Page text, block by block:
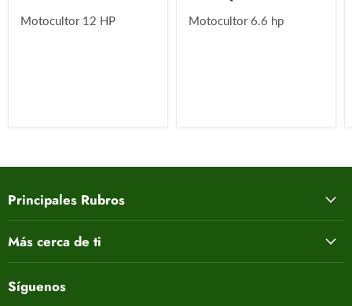
Motocultor 12 HP Motocultor 6.6 hp
Principales Rubros
Más cerca de ti
Síguenos